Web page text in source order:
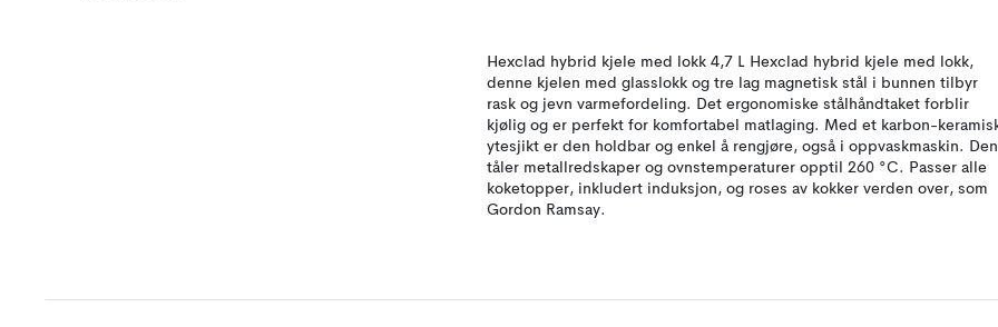
Hexclad hybrid kjele med lokk 4,7 L Hexclad hybrid kjele med lokk,
denne kjelen med glasslokk og tre lag magnetisk stål i bunnen tilbyr
rask og jevn varmefordeling. Det ergonomiske stålhåndtaket forblir
kjølig og er perfekt for komfortabel matlaging. Med et karbon-
ytesjikt er den holdbar og enkel å rengjøre, også i oppvaskmaskin. Den
tåler metallredskaper og ovnstemperaturer opptil 260 °C. Passer alle
koketopper, inkludert induksjon, og roses av kokker verden over, som
Gordon Ramsay.